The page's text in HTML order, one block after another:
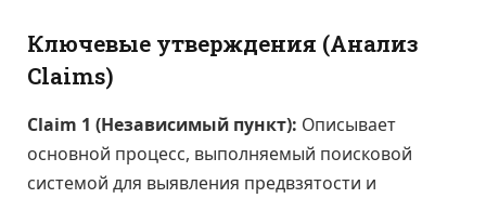
Ключевые утверждения (Анализ
Claims)
Claim 1 (Независимый пункт): Описывает
основной процесс, выполняемый поисковой
системой для выявления предвзятости и